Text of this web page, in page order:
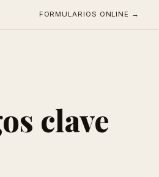
FORMULARIOS ONLINE →
clave